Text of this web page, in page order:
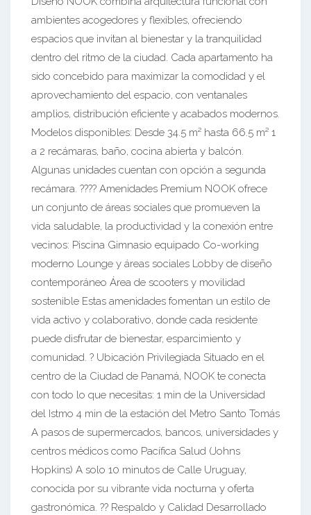
ambientes acogedores y flexibles, ofreciendo
espacios que invitan al bienestar y la tranquilidad
dentro del ritmo de la ciudad. Cada apartamento ha
sido concebido para maximizar la comodidad y el
aprovechamiento del espacio, con ventanales
amplios, distribución eficiente y acabados modernos.
Modelos disponibles: Desde 34.5 m² hasta 66.5 m² 1
a 2 recámaras, baño, cocina abierta y balcón.
Algunas unidades cuentan con opción a segunda
recámara. ??‍?? Amenidades Premium NOOK ofrece
un conjunto de áreas sociales que promueven la
vida saludable, la productividad y la conexión entre
vecinos: Piscina Gimnasio equipado Co-working
moderno Lounge y áreas sociales Lobby de diseño
contemporáneo Área de scooters y movilidad
sostenible Estas amenidades fomentan un estilo de
vida activo y colaborativo, donde cada residente
puede disfrutar de bienestar, esparcimiento y
comunidad. ? Ubicación Privilegiada Situado en el
centro de la Ciudad de Panamá, NOOK te conecta
con todo lo que necesitas: 1 min de la Universidad
del Istmo 4 min de la estación del Metro Santo Tomás
A pasos de supermercados, bancos, universidades y
centros médicos como Pacífica Salud (Johns
Hopkins) A solo 10 minutos de Calle Uruguay,
conocida por su vibrante vida nocturna y oferta
gastronómica. ?? Respaldo y Calidad Desarrollado